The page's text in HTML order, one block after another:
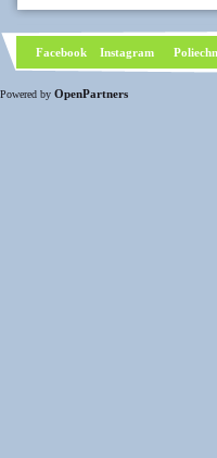
Facebook Instagram
Powered by OpenPartners